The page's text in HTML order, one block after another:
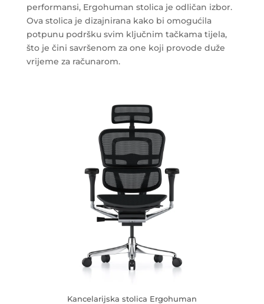
performansi, Ergohuman stolica je odličan izbor.
Ova stolica je dizajnirana kako bi omogućila
potpunu podršku svim ključnim tačkama tijela,
što je čini savršenom za one koji provode duže
vrijeme za računarom.
Kancelarijska stolica Ergohuman